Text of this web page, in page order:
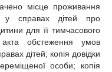
місце проживання
у справах дітей про
для її тимчасового
обстеження умов
дітей; копія довідки
особи; копія